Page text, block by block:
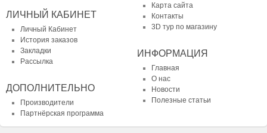
ЛИЧНЫЙ КАБИНЕТ
Личный Кабинет
История заказов
Закладки
Рассылка
ДОПОЛНИТЕЛЬНО
Производители
Партнёрская программа
Карта сайта
Контакты
3D тур по магазину
ИНФОРМАЦИЯ
Главная
О нас
Новости
Полезные статьи